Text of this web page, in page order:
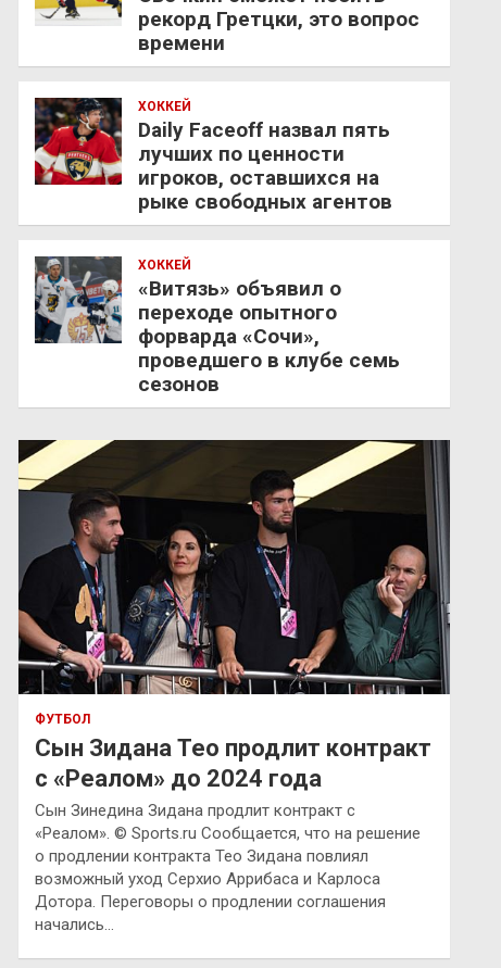
рекорд Гретцки, это вопрос
времени
ХОККЕЙ
Daily Faceoff назвал пять
лучших по ценности
игроков, оставшихся на
рыке свободных агентов
ХОККЕЙ
«Витязь» объявил о
переходе опытного
форварда «Сочи»,
проведшего в клубе семь
сезонов
ФУТБОЛ
Сын Зидана Тео продлит контракт
с «Реалом» до 2024 года
Сын Зинедина Зидана продлит контракт с
«Реалом». © Sports.ru Сообщается, что на решение
о продлении контракта Тео Зидана повлиял
возможный уход Серхио Аррибаса и Карлоса
Дотора. Переговоры о продлении соглашения
начались…